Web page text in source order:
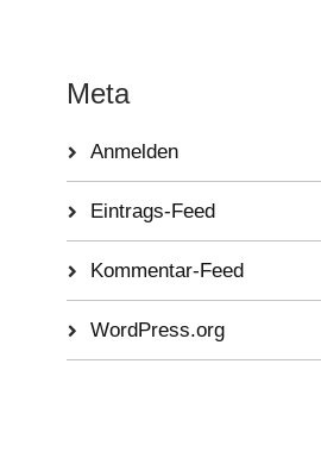
Meta
Anmelden
Eintrags-Feed
Kommentar-Feed
WordPress.org